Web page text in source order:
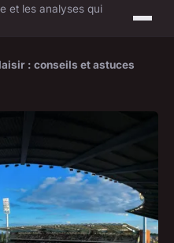
et les analyses qui
: conseils et astuces